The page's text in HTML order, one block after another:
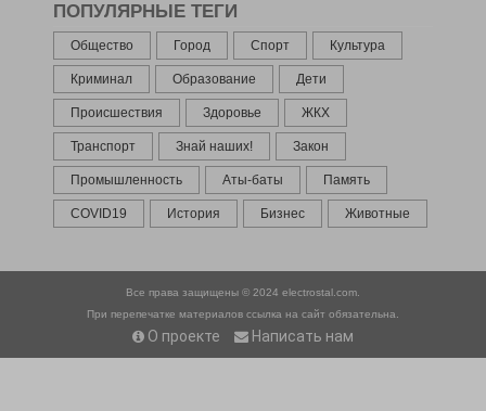
ПОПУЛЯРНЫЕ ТЕГИ
Общество Город Спорт Культура
Криминал Образование Дети
Происшествия Здоровье ЖКХ
Транспорт Знай наших! Закон
Промышленность Аты-баты Память
COVID19 История Бизнес Животные
Все права защищены © 2024 electrostal.com.
При перепечатке материалов ссылка на сайт обязательна.
О проекте Написать нам